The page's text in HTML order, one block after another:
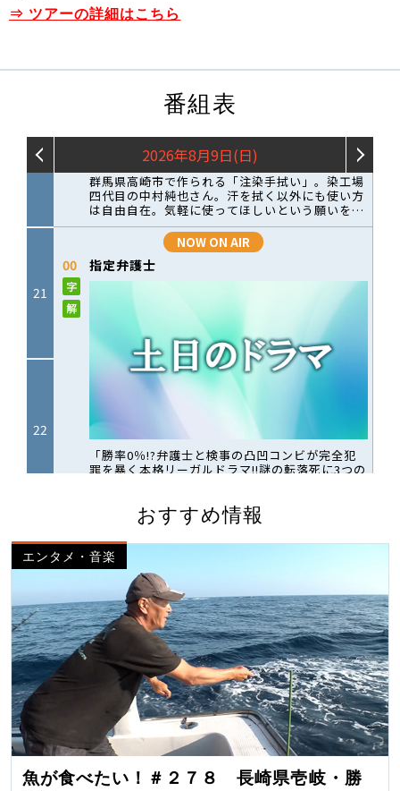
⇒ ツアーの詳細はこちら
番組表
おすすめ情報
エンタメ・音楽
魚が食べたい！＃２７８ 長崎県壱岐・勝